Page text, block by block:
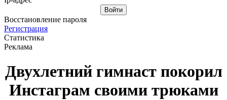
Восстановление пароля
Регистрация
Статистика
Реклама
Двухлетний гимнаст покорил
Инстаграм своими трюками